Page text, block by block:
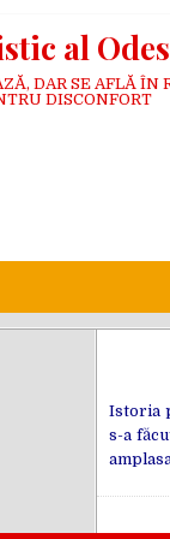
al
DAR SE AFLĂ ÎN
DISCONFORT
Istoria
s-a